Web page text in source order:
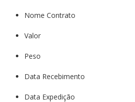
Nome Contrato
Valor
Peso
Data Recebimento
Data Expedição